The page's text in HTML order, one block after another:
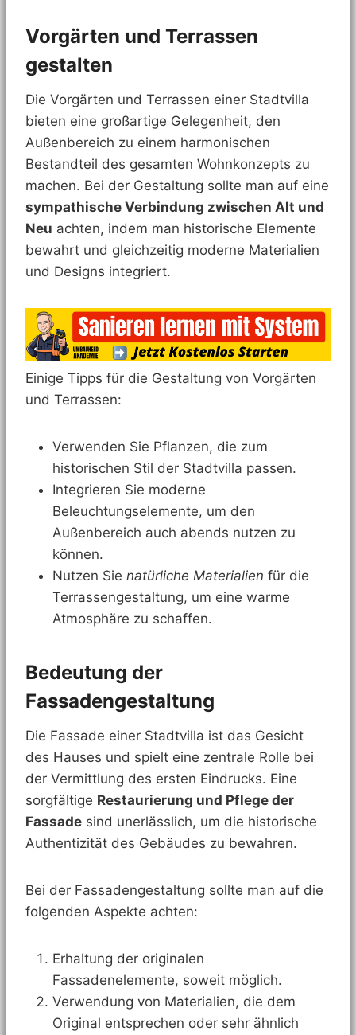
Vorgärten und Terrassen
gestalten
Die Vorgärten und Terrassen einer Stadtvilla
bieten eine großartige Gelegenheit, den
Außenbereich zu einem harmonischen
Bestandteil des gesamten Wohnkonzepts zu
machen. Bei der Gestaltung sollte man auf eine
sympathische Verbindung zwischen Alt und
Neu achten, indem man historische Elemente
bewahrt und gleichzeitig moderne Materialien
und Designs integriert.
Einige Tipps für die Gestaltung von Vorgärten
und Terrassen:
Verwenden Sie Pflanzen, die zum
historischen Stil der Stadtvilla passen.
Integrieren Sie moderne
Beleuchtungselemente, um den
Außenbereich auch abends nutzen zu
können.
Nutzen Sie natürliche Materialien für die
Terrassengestaltung, um eine warme
Atmosphäre zu schaffen.
Bedeutung der
Fassadengestaltung
Die Fassade einer Stadtvilla ist das Gesicht
des Hauses und spielt eine zentrale Rolle bei
der Vermittlung des ersten Eindrucks. Eine
sorgfältige Restaurierung und Pflege der
Fassade sind unerlässlich, um die historische
Authentizität des Gebäudes zu bewahren.
Bei der Fassadengestaltung sollte man auf die
folgenden Aspekte achten:
Erhaltung der originalen
Fassadenelemente, soweit möglich.
Verwendung von Materialien, die dem
Original entsprechen oder sehr ähnlich